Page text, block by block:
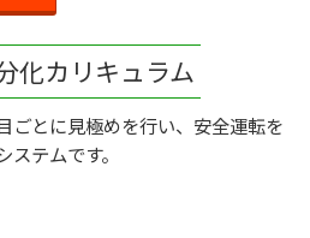
化カリキュラム
ごとに見極めを行い、安全運転を
テムです。